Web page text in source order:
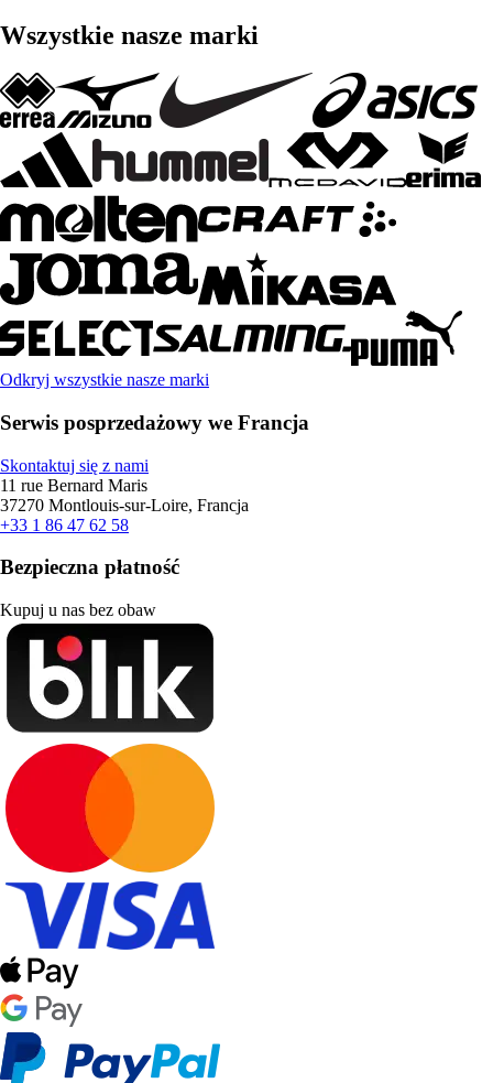
Wszystkie nasze marki
Odkryj wszystkie nasze marki
Serwis posprzedażowy we Francja
Skontaktuj się z nami
11 rue Bernard Maris
37270 Montlouis-sur-Loire, Francja
+33 1 86 47 62 58
Bezpieczna płatność
Kupuj u nas bez obaw